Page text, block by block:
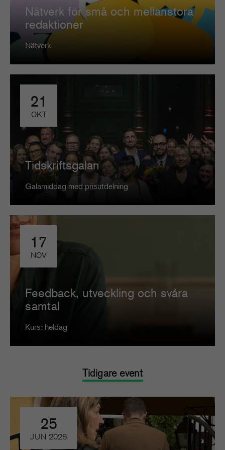
Nätverk för små och mellanstora
redaktioner
Nätverk
21
OKT
Tidskriftsgalan
Galamiddag med prisutdelning
17
NOV
Feedback, utveckling och svåra
samtal
Kurs: heldag
Tidigare event
25
JUN 2026